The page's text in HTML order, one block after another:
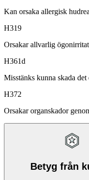
Kan orsaka allergisk
H319
Orsakar allvarlig
H361d
Misstänks kunna skada det
H372
Orsakar organskador
Betyg från